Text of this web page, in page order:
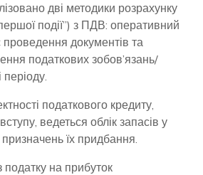
дві методики розрахунку
події”) з ​​ПДВ: оперативний
проведення документів та
податкових зобов’язань/
періоду.
податкового кредиту,
ведеться облік запасів у
їх придбання.
податку на прибуток